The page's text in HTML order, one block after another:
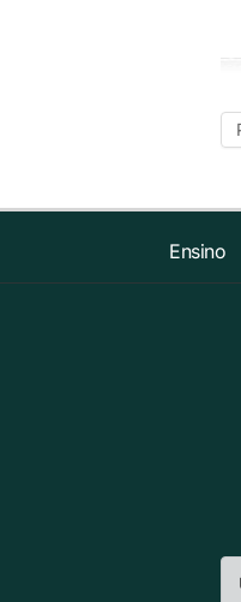
Ensino